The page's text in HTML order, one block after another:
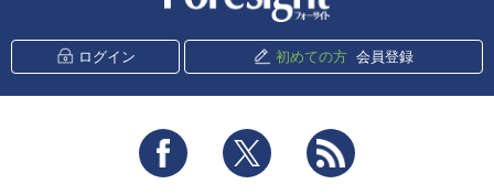
ログイン 初めての方 会員登録
Facebook Twitter